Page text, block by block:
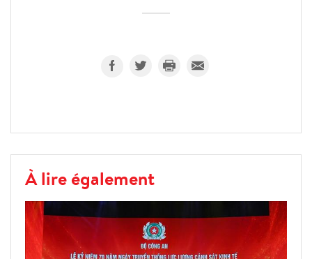
À lire également